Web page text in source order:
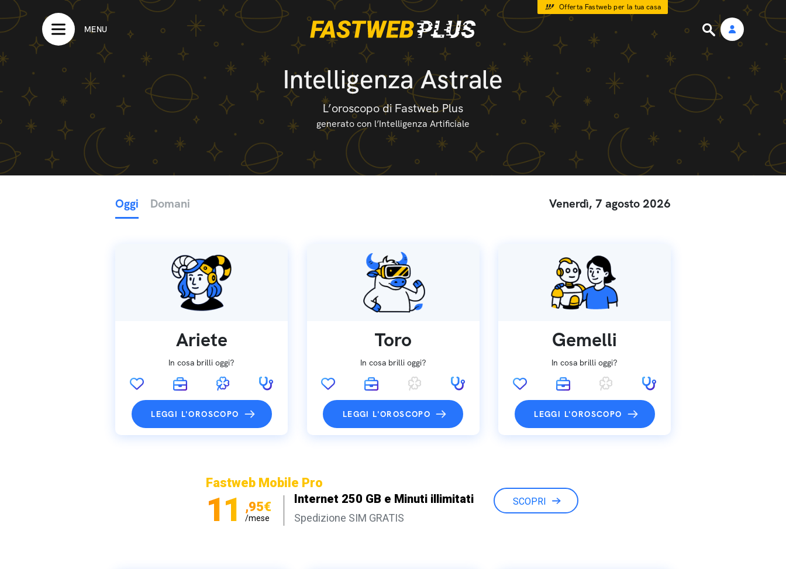
Offerta Fastweb per la tua casa
MENU
Intelligenza Astrale
L’oroscopo di Fastweb Plus
generato con l’Intelligenza Artificiale
Oggi Domani Venerdì, 7 agosto 2026
Ariete
In cosa brilli oggi?
LEGGI L'OROSCOPO
Toro
In cosa brilli oggi?
LEGGI L'OROSCOPO
Gemelli
In cosa brilli oggi?
LEGGI L'OROSCOPO
Fastweb Mobile Pro
11 ,95€
/mese
Internet 250 GB e Minuti illimitati
Spedizione SIM GRATIS
SCOPRI